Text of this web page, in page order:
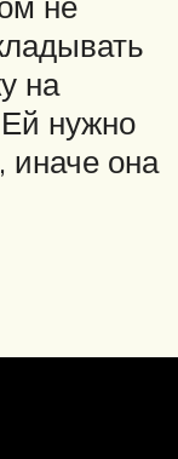
на
нужно
иначе она